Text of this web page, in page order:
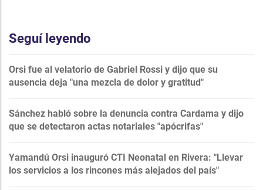
Seguí leyendo
Orsi fue al velatorio de Gabriel Rossi y dijo que su
ausencia deja "una mezcla de dolor y gratitud"
Sánchez habló sobre la denuncia contra Cardama y dijo
que se detectaron actas notariales "apócrifas"
Yamandú Orsi inauguró CTI Neonatal en Rivera: "Llevar
los servicios a los rincones más alejados del país"